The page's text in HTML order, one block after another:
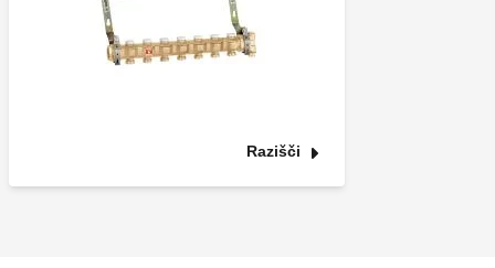
Razišči